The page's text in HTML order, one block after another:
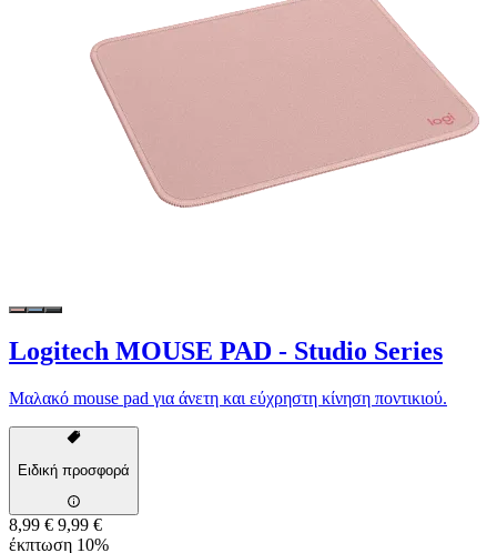
Logitech MOUSE PAD - Studio Series
Μαλακό mouse pad για άνετη και εύχρηστη κίνηση ποντικιού.
Ειδική προσφορά
8,99 € 9,99 €
έκπτωση 10%